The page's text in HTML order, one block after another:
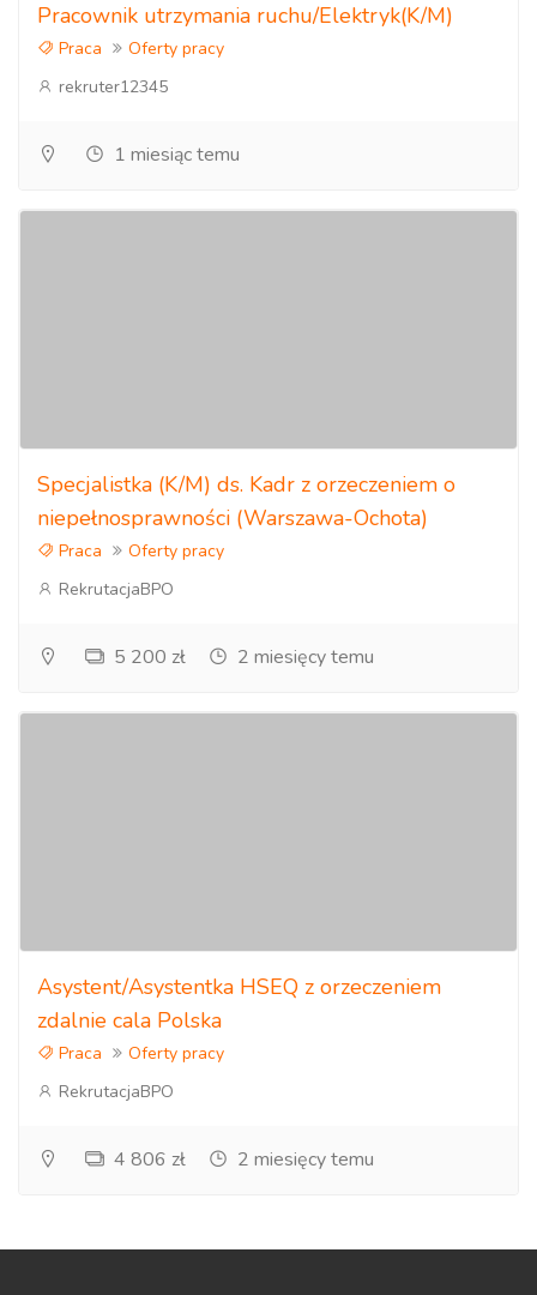
Pracownik utrzymania ruchu/Elektryk(K/M)
Praca
Oferty pracy
rekruter12345
1 miesiąc temu
Specjalistka (K/M) ds. Kadr z orzeczeniem o
niepełnosprawności (Warszawa-Ochota)
Praca
Oferty pracy
RekrutacjaBPO
5 200 zł 2 miesięcy temu
Asystent/Asystentka HSEQ z orzeczeniem
zdalnie cala Polska
Praca
Oferty pracy
RekrutacjaBPO
4 806 zł 2 miesięcy temu